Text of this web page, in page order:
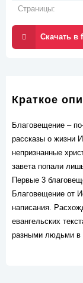
Страницы:
Краткое
Благовещение –
рассказы о жизни
непризнанные
завета попали
Первые 3
Благовещение от
написания.
евангельских
разными людьми в